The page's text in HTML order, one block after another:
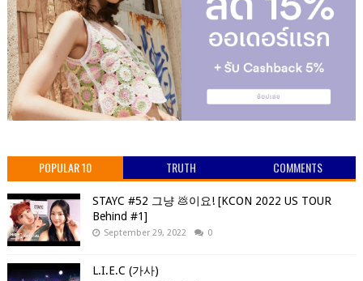
POPULAR 10 TRUTH COMMENTS
STAYC #52 그냥 💩이요! [KCON 2022 US TOUR
Behind #1]
September 29, 2022 0
L.I.E.C (가사)